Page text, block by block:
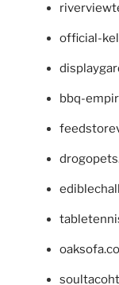
official-
bbq-